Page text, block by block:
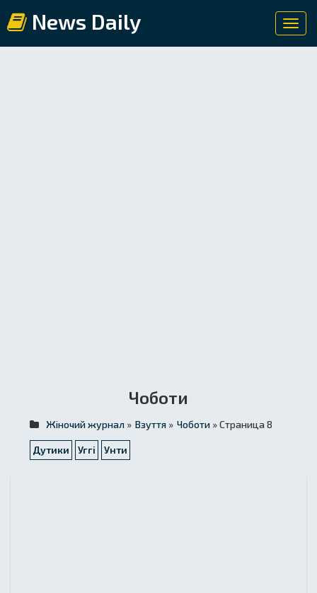
News Daily
Чоботи
Жіночий журнал » Взуття » Чоботи » Страница 8
Дутики Уггі Унти